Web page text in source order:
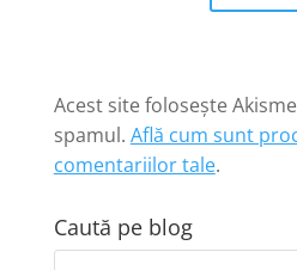
Acest site folosește
spamul. Află cum sunt
comentariilor tale.
Caută pe blog